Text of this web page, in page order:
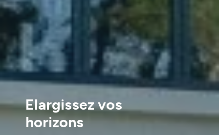
Elargissez vos
horizons